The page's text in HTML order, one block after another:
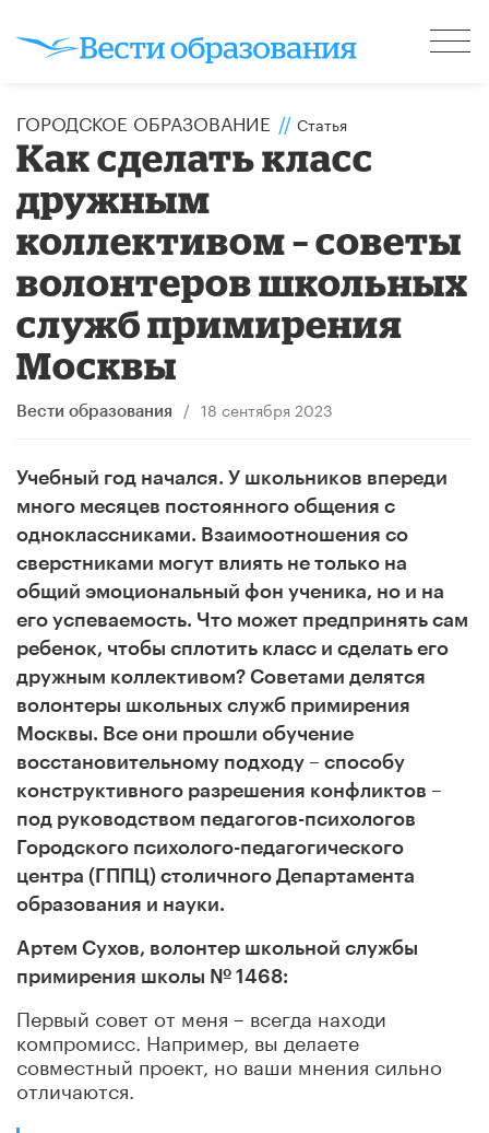
ГОРОДСКОЕ ОБРАЗОВАНИЕ // Статья
​Как сделать класс
дружным
коллективом – советы
волонтеров школьных
служб примирения
Москвы
Вести образования / 18 сентября 2023
Учебный год начался. У школьников впереди
много месяцев постоянного общения с
одноклассниками. Взаимоотношения со
сверстниками могут влиять не только на
общий эмоциональный фон ученика, но и на
его успеваемость. Что может предпринять сам
ребенок, чтобы сплотить класс и сделать его
дружным коллективом? Советами делятся
волонтеры школьных служб примирения
Москвы. Все они прошли обучение
восстановительному подходу – способу
конструктивного разрешения конфликтов –
под руководством педагогов-психологов
Городского психолого-педагогического
центра (ГППЦ) столичного Департамента
образования и науки.
Артем Сухов, волонтер школьной службы
примирения школы № 1468:
Первый совет от меня – всегда находи
компромисс. Например, вы делаете
совместный проект, но ваши мнения сильно
отличаются.